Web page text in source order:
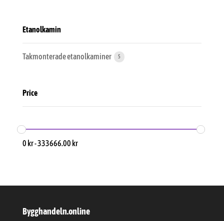
Etanolkamin
Takmonterade etanolkaminer 5
Price
0 kr-333666.00 kr
Bygghandeln.online